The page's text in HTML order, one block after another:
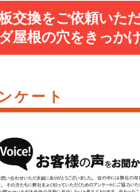
交換をご依頼いた
屋根の穴をきっか
ケート